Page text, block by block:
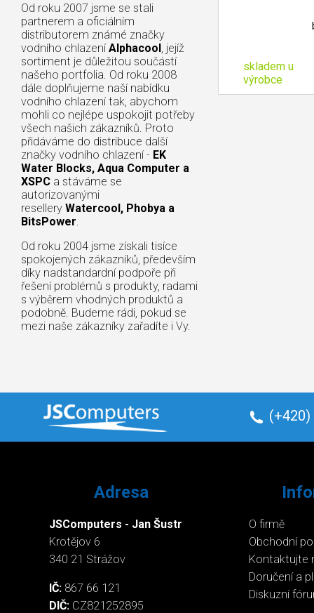
Od roku 2007 jsme se stali
partnerem a oficiálním
distributorem známé značky
vodního chlazení Alphacool, jejíž
sortiment je důležitou součástí
našeho portfolia. Od roku 2008
dále doplňujeme naší nabídku
vodního chlazení tak, abychom
mohli co nejlépe uspokojit potřeby
všech našich zákazníků. Proto
přidáváme do distribuce další
značky vodního chlazení - EK
Water Blocks, Aqua Computer a
XSPC a stáváme se
autorizovanými
resellery Watercool, Phobya a
BitsPower.
Od roku 2004 jsme získali tisíce
spokojených zákazníků, především
díky nadstandardní podpoře při
řešení problémů s produkty, radami
s výběrem vhodných produktů a
podobně. Budeme rádi, pokud se
mezi naše zákazníky zařadíte i Vy.
skladem u
výrobce
(+420)
Adresa
JSComputers - Jan Šustr
Krotějov 6
340 21 Strážov
IČ: 867 66 121
DIČ: CZ821252895
O firmě
Obchodní
Kontaktujte
Doručení a
Diskuzní